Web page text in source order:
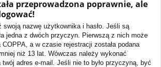
przeprowadzona poprawnie, ale
swoją nazwę użytkownika i hasło. Jeśli są
jedna z dwóch przyczyn. Pierwszą z nich może
COPPA, a w czasie rejestracji została podana
niż 13 lat. Wówczas należy wykonać
twój adres e-mail. Jeśli nie to było przyczyną, być